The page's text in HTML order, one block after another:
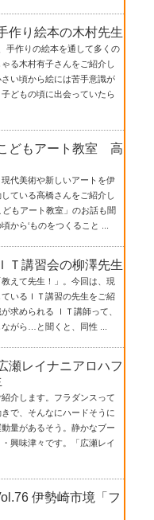
作り絵本の木村先生
手作りの絵本を通して多くの
る木村有子さんをご紹介し
い頃から絵には苦手意識が
どもの頃に出会っていたら
どもアート教室 高
代美術や新しいアートを伊
ている高橋さんをご紹介し
もアート教室」のお話も聞
から‘ものをつくること ...
Ｔ講習会の柳澤先生
えて先生！」。今回は、現
いるＩＴ講習の先生をご紹
求められる ＩＴ講師って、
がら…と聞くと、同性 ...
瀬レイナニアロハフ
介します。フラダンスって
で、そんなにハードそうに
量があるそう。静かなブー
興味津々です。「広瀬レイ
伊勢崎市境「フ